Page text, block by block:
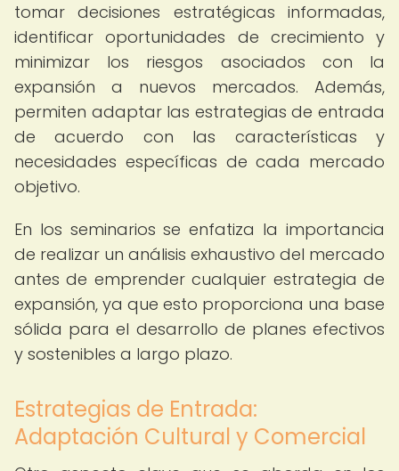
tomar decisiones estratégicas informadas,
identificar oportunidades de crecimiento y
minimizar los riesgos asociados con la
expansión a nuevos mercados. Además,
permiten adaptar las estrategias de entrada
de acuerdo con las características y
necesidades específicas de cada mercado
objetivo.
En los seminarios se enfatiza la importancia
de realizar un análisis exhaustivo del mercado
antes de emprender cualquier estrategia de
expansión, ya que esto proporciona una base
sólida para el desarrollo de planes efectivos
y sostenibles a largo plazo.
Estrategias de Entrada:
Adaptación Cultural y Comercial